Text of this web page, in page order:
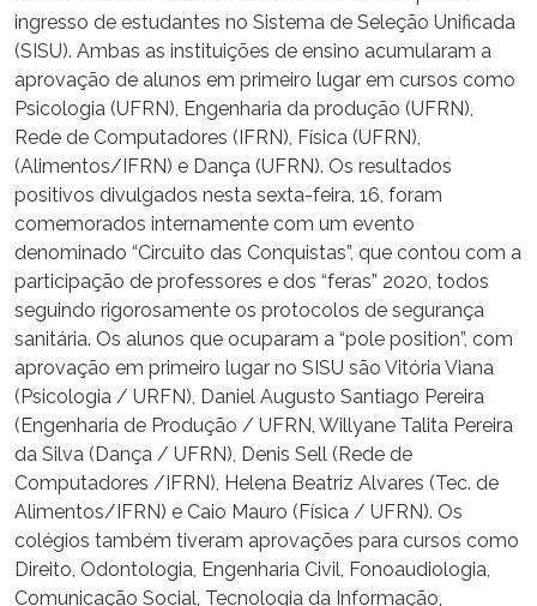
ingresso de estudantes no Sistema de Seleção Unificada
(SISU). Ambas as instituições de ensino acumularam a
aprovação de alunos em primeiro lugar em cursos como
Psicologia (UFRN), Engenharia da produção (UFRN),
Rede de Computadores (IFRN), Física (UFRN),
(Alimentos/IFRN) e Dança (UFRN). Os resultados
positivos divulgados nesta sexta-feira, 16, foram
comemorados internamente com um evento
denominado “Circuito das Conquistas”, que contou com a
participação de professores e dos “feras” 2020, todos
seguindo rigorosamente os protocolos de segurança
sanitária. Os alunos que ocuparam a “pole position”, com
aprovação em primeiro lugar no SISU são Vitória Viana
(Psicologia / URFN), Daniel Augusto Santiago Pereira
(Engenharia de Produção / UFRN, Willyane Talita Pereira
da Silva (Dança / UFRN), Denis Sell (Rede de
Computadores /IFRN), Helena Beatriz Alvares (Tec. de
Alimentos/IFRN) e Caio Mauro (Física / UFRN). Os
colégios também tiveram aprovações para cursos como
Direito, Odontologia, Engenharia Civil, Fonoaudiologia,
Comunicação Social, Tecnologia da Informação,